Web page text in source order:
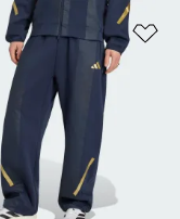
lista de deseos